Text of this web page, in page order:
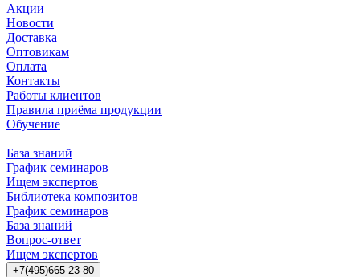
Акции
Новости
Доставка
Оптовикам
Оплата
Контакты
Работы клиентов
Правила приёма продукции
Обучение
База знаний
График семинаров
Ищем экспертов
Библиотека композитов
График семинаров
База знаний
Вопрос-ответ
Ищем экспертов
+7(495)665-23-80